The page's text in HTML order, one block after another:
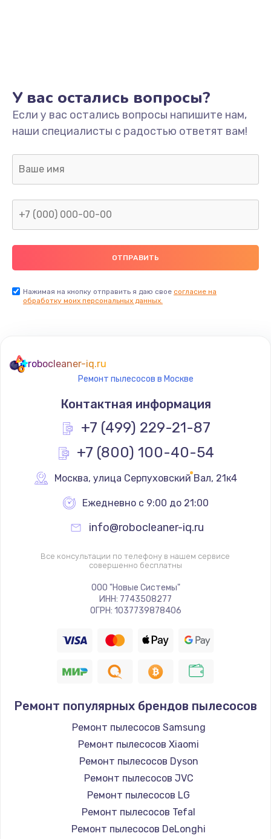
У вас остались вопросы?
Если у вас остались вопросы напишите нам,
наши специалисты с радостью ответят вам!
Нажимая на кнопку отправить я даю свое согласие на
обработку моих персональных данных.
robocleaner-iq.ru
Ремонт пылесосов в Москве
Контактная информация
+7 (499) 229-21-87
+7 (800) 100-40-54
Москва, улица Серпуховский Вал, 21к4
Ежедневно с 9:00 до 21:00
info@robocleaner-iq.ru
Все консультации по телефону в нашем сервисе
совершенно бесплатны
ООО "Новые Системы"
ИНН: 7743508277
ОГРН: 1037739878406
Ремонт популярных брендов пылесосов
Ремонт пылесосов Samsung
Ремонт пылесосов Xiaomi
Ремонт пылесосов Dyson
Ремонт пылесосов JVC
Ремонт пылесосов LG
Ремонт пылесосов Tefal
Ремонт пылесосов DeLonghi